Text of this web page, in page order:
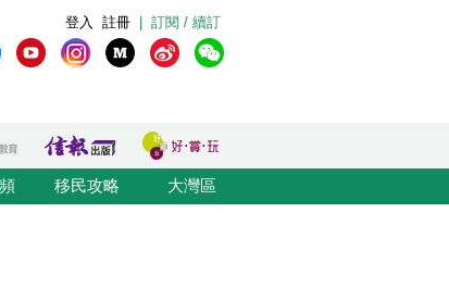
訂閱 / 續訂
註冊
登入
移民攻略 大灣區